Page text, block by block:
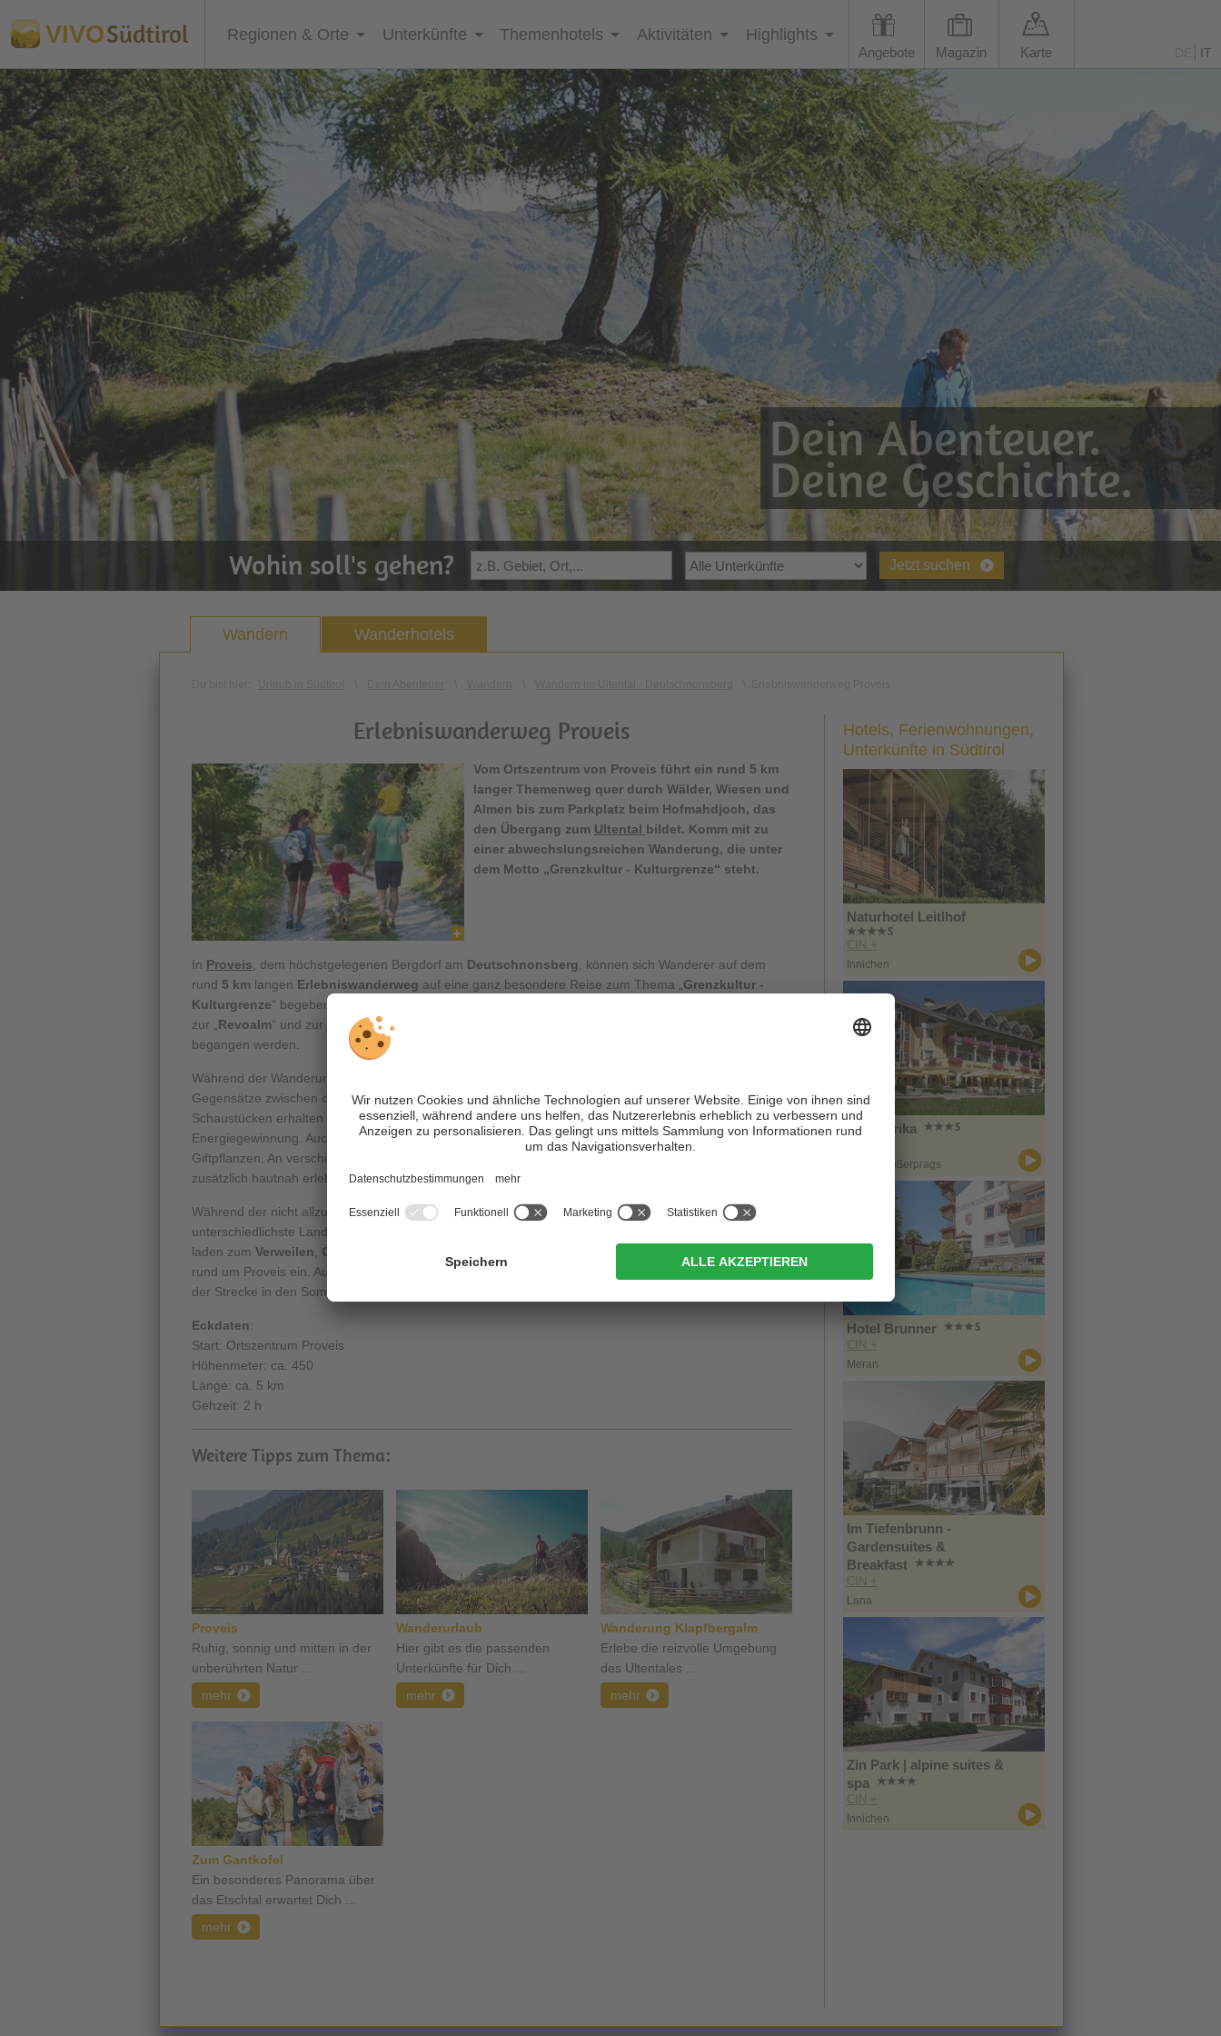
VIVOSüdtirol Regionen & Orte Unterkünfte Themenhotels Aktivitäten Highlights
Angebote Magazin Karte IT
Dein Abenteuer.
Deine Geschichte.
Wohin soll's gehen? Jetzt suchen
Wandern Wanderhotels
Erlebniswanderweg Proveis
Vom Ortszentrum von Proveis führt ein rund 5 km
langer Themenweg quer durch Wälder, Wiesen und
Almen bis zum Parkplatz beim Hofmahdjoch, das
den Übergang zum Ultental bildet. Komm mit zu
einer abwechslungsreichen Wanderung, die unter
dem Motto „Grenzkultur - Kulturgrenze“ steht.
In Proveis , dem höchstgelegenen Bergdorf am Deutschnonsberg , können sich Wanderer auf dem
rund 5 km langen Erlebniswanderweg auf eine ganz besondere Reise zum Thema „ Grenzkultur -
Kulturgrenze“ begeben. Die genussvolle Wanderung führt von
zur „ Revoalm“ und zur „ Clozalm“ bis zum Parkplatz „
begangen werden.
Während der Wanderung veranschaulichen
Gegensätze zwischen den beiden ProvinzenSüdtirolundTrentino. An erklärenden Schautafeln und
Schaustücken erhalten interessierte Wanderer tiefe Einblicke in die Geschichte des Bergbaus oder der
Energiegewinnung. Auch erfährt man entlang des Weges allerlei zu den hier vorkommenden Heil- und
Giftpflanzen. An verschiedenen
Wörterrätsellassen sich so die Themenkreise
zusätzlich hautnah erleben.
Während der nicht allzu anstrengenden und familienfreundlichen Wanderungwechseln sich
unterschiedlichste Landschaften immer wieder ab. Zahlreiche Bänke und Liegen entlang des Weges
laden zum Verweilen Genießen
rund um Proveis ein. Auch für Speis und Trank ist mit den vielen urigen Einkehrmöglichkeiten entlang
der Strecke in den Sommermonaten bestens gesorgt.
Eckdaten:
Start: Ortszentrum Proveis
Höhenmeter: ca. 450
Länge: ca. 5 km
Gehzeit: 2 h
Weitere Tipps zum Thema:
Proveis
Ruhig, sonnig und mitten in der
unberührten Natur ...
mehr
Wanderurlaub
Hier gibt es die passenden
Unterkünfte für Dich ...
mehr
Wanderung Klapfbergalm
Erlebe die reizvolle Umgebung
des Ultentales ...
mehr
Zum Gantkofel
Ein besonderes Panorama über
das Etschtal erwartet Dich ...
mehr
Hotels, Ferienwohnungen,
Unterkünfte in Südtirol
Naturhotel Leitlhof
CIN +
Innichen
Hotel Erika
Prags / Außerprags
Hotel Brunner
CIN +
Meran
Im Tiefenbrunn -
Gardensuites &
Breakfast
CIN +
Lana
Zin Park | alpine suites &
spa
CIN +
Innichen